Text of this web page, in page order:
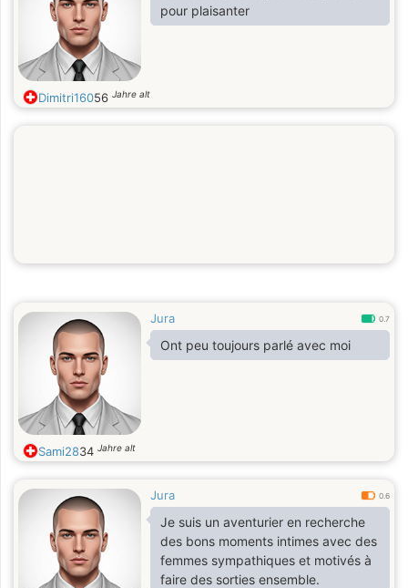
pour plaisanter
Dimitri16056 Jahre alt
Jura 0.7
Ont peu toujours parlé avec moi
Sami2834 Jahre alt
Jura 0.6
Je suis un aventurier en recherche
des bons moments intimes avec des
femmes sympathiques et motivés à
faire des sorties ensemble.